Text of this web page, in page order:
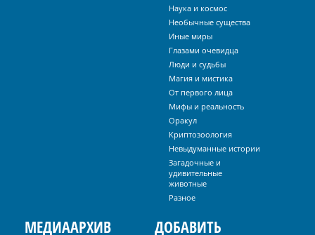
Наука и космос
Необычные существа
Иные миры
Глазами очевидца
Люди и судьбы
Магия и мистика
От первого лица
Мифы и реальность
Оракул
Криптозоология
Невыдуманные истории
Загадочные и
удивительные
животные
Разное
МЕДИААРХИВ ДОБАВИТЬ